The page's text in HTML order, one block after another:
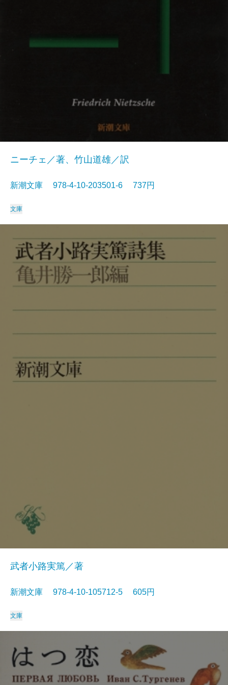
ニーチェ／著、竹山道雄／訳
新潮文庫 978-4-10-203501-6 737円
文庫
武者小路実篤／著
新潮文庫 978-4-10-105712-5 605円
文庫